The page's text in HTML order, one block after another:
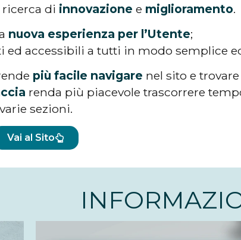
di innovazione e miglioramento.
nuova esperienza per l’Utente;
accessibili a tutti in modo semplice
più facile navigare nel sito e
renda più piacevole trascorrere
varie sezioni.
Vai al Sito